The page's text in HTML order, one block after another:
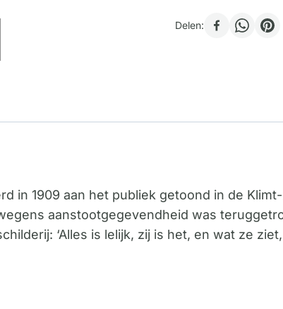
Delen:
in 1909 aan het publiek getoond in de
aanstootgegevendheid was
‘Alles is lelijk, zij is het, en wat ze